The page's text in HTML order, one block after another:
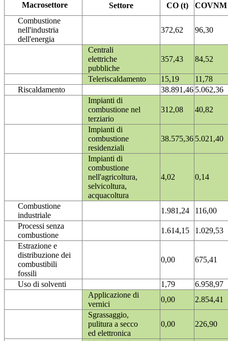
Macrosettore Settore CO (t)
COVNM
Combustione
nell'industria
dell'energia
372,62 96,30
Centrali
elettriche
pubbliche
357,43 84,52
Teleriscaldamento 15,19
11,78
Riscaldamento
38.891,46 5.062,36
Impianti di
combustione nel
terziario
312,08 40,82
Impianti di
combustione
residenziali
38.575,36 5.021,40
Impianti di
combustione
nell'agricoltura,
selvicoltura,
acquacoltura
4,02 0,14
Combustione
industriale
1.981,24
116,00
Processi senza
combustione
1.614,15
1.029,53
Estrazione e
distribuzione dei
combustibili
fossili
0,00 675,41
Uso di solventi 1,79
6.958,97
Applicazione di
vernici
0,00
2.854,41
Sgrassaggio,
pulitura a secco
ed elettronica
0,00 226,90